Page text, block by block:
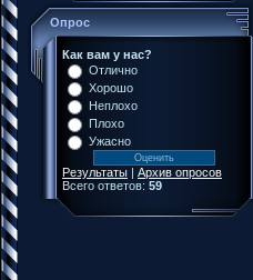
Опрос
Как вам у нас?
Отлично
Хорошо
Неплохо
Плохо
Ужасно
Результаты | Архив опросов
Всего ответов: 59